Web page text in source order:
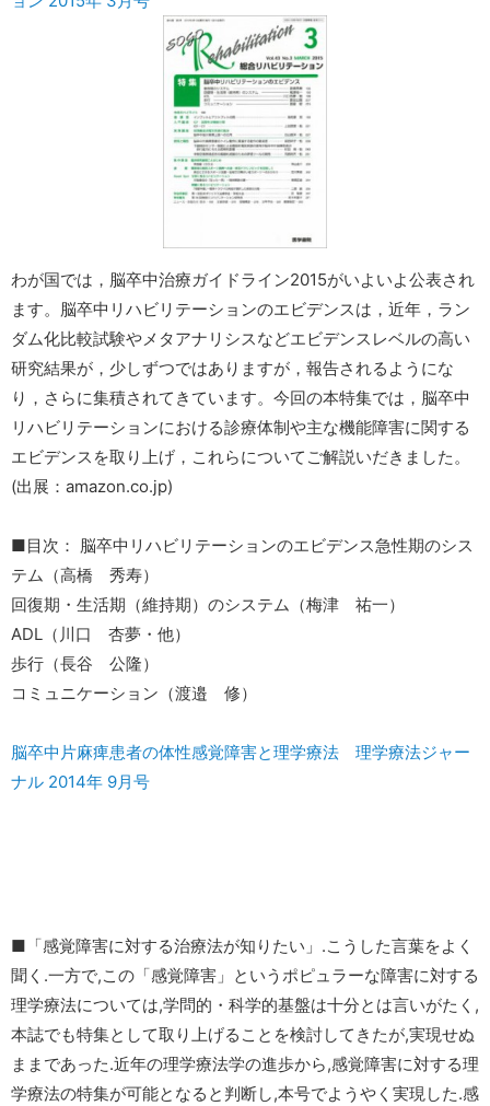
わが国では，脳卒中治療ガイドライン2015がいよいよ公表され
ます。脳卒中リハビリテーションのエビデンスは，近年，ラン
ダム化比較試験やメタアナリシスなどエビデンスレベルの高い
研究結果が，少しずつではありますが，報告されるようにな
り，さらに集積されてきています。今回の本特集では，脳卒中
リハビリテーションにおける診療体制や主な機能障害に関する
エビデンスを取り上げ，これらについてご解説いだきました。
(出展：amazon.co.jp)
■目次： 脳卒中リハビリテーションのエビデンス急性期のシス
テム（高橋 秀寿）
回復期・生活期（維持期）のシステム（梅津 祐一）
ADL（川口 杏夢・他）
歩行（長谷 公隆）
コミュニケーション（渡邉 修）
脳卒中片麻痺患者の体性感覚障害と理学療法 理学療法ジャー
ナル 2014年 9月号
■「感覚障害に対する治療法が知りたい」.こうした言葉をよく
聞く.一方で,この「感覚障害」というポピュラーな障害に対する
理学療法については,学問的・科学的基盤は十分とは言いがたく,
本誌でも特集として取り上げることを検討してきたが,実現せぬ
ままであった.近年の理学療法学の進歩から,感覚障害に対する理
学療法の特集が可能となると判断し,本号でようやく実現した.感